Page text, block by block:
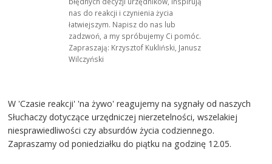
nas do reakcji i czynienia życia
łatwiejszym. Napisz do nas lub
zadzwoń, a my spróbujemy Ci pomóc.
Zapraszają: Krzysztof Kukliński, Janusz
Wilczyński
W 'Czasie reakcji' 'na żywo' reagujemy na sygnały od naszych
Słuchaczy dotyczące urzędniczej nierzetelności, wszelakiej
niesprawiedliwości czy absurdów życia codziennego.
Zapraszamy od poniedziałku do piątku na godzinę 12.05.